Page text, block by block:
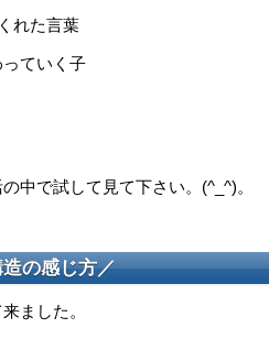
れた言葉
ていく子
中で試して見て下さい。(^_^)。
の感じ方／
ました。